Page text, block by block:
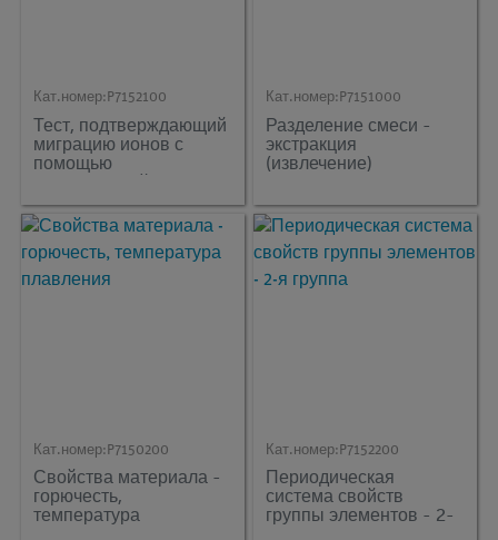
Кат.номер: P7152100
Тест, подтверждающий
миграцию ионов с
помощью
индикаторной бумаги
Кат.номер: P7151000
Разделение смеси -
экстракция
(извлечение)
Кат.номер: P7150200
Свойства материала -
горючесть,
температура
Кат.номер: P7152200
Периодическая
система свойств
группы элементов - 2-